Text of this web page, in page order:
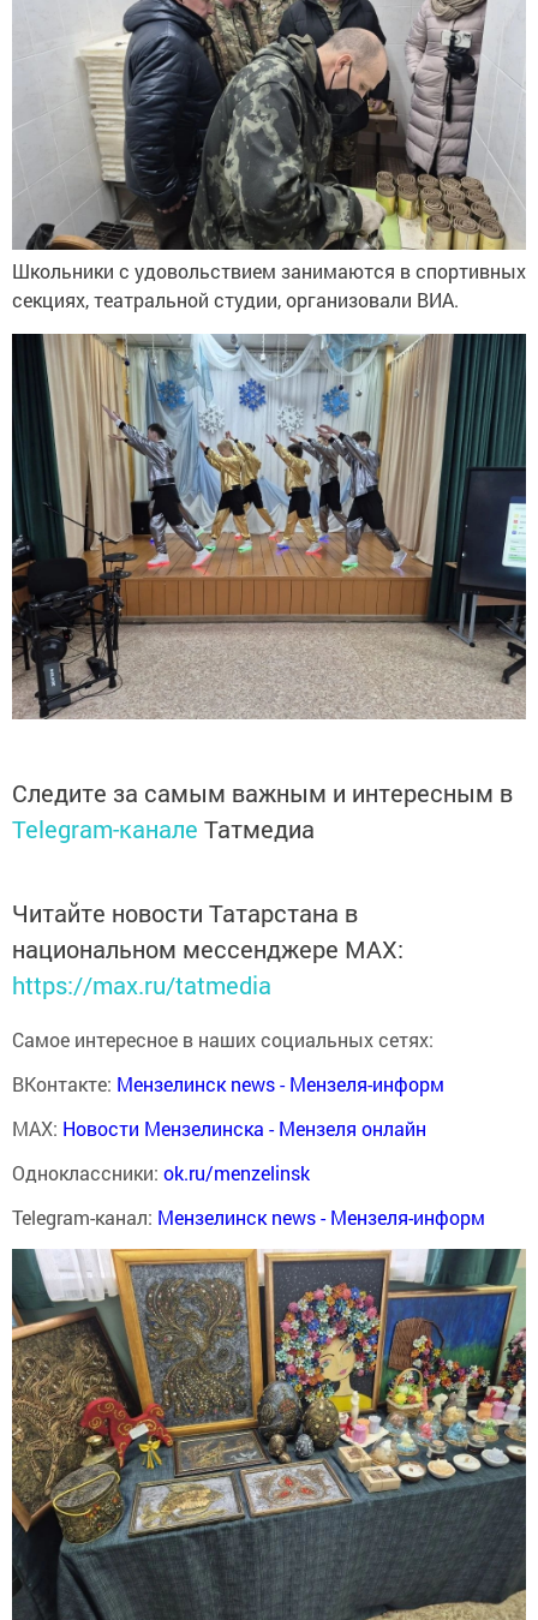
Школьники с удовольствием занимаются в спортивных
секциях, театральной студии, организовали ВИА.
Следите за самым важным и интересным в
Telegram-канале Татмедиа
Читайте новости Татарстана в
национальном мессенджере MАХ:
https://max.ru/tatmedia
Самое интересное в наших социальных сетях:
ВКонтакте: Мензелинск news - Мензеля-информ
MAX: Новости Мензелинска - Мензеля онлайн
Одноклассники: ok.ru/menzelinsk
Telegram-канал: Мензелинск news - Мензеля-информ